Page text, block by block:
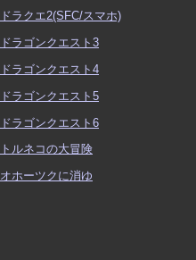
ドラクエ2(SFC/スマホ)
ドラゴンクエスト3
ドラゴンクエスト4
ドラゴンクエスト5
ドラゴンクエスト6
トルネコの大冒険
オホーツクに消ゆ